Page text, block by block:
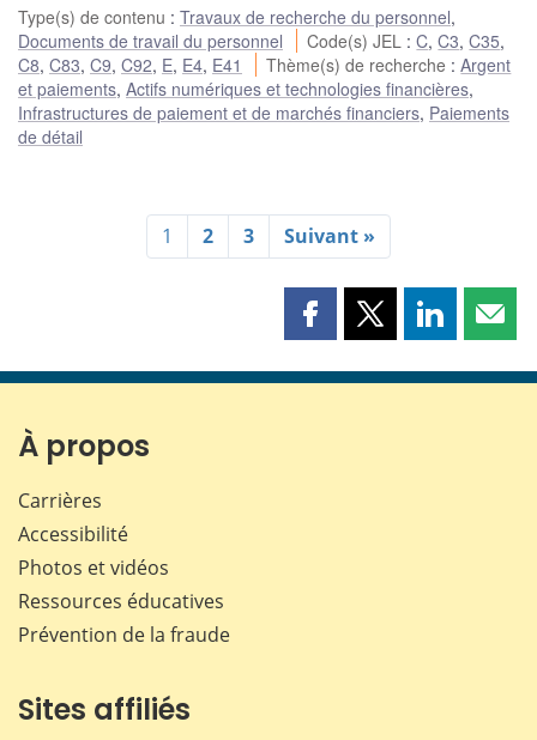
Type(s) de contenu : Travaux de recherche du personnel,
Documents de travail du personnel
Code(s) JEL :C,C3,C35,
C8, C83, C9, C92, E, E4, E41 Thème(s) de recherche :Argent
et paiements, Actifs numériques et technologies financières,
Infrastructures de paiement et de marchés financiers, Paiements
de détail
1 2 3 Suivant »
Partager
page
Partager
page
Partager
page page
À propos
Carrières
Accessibilité
Photos et vidéos
Ressources éducatives
Prévention de la fraude
Sites affiliés